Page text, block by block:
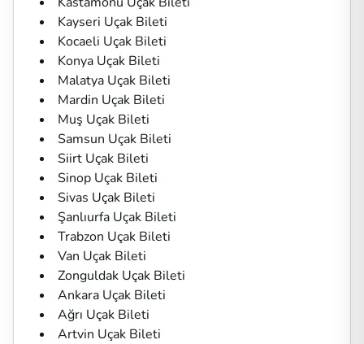
Kayseri Uçak Bileti
Kocaeli Uçak Bileti
Konya Uçak Bileti
Malatya Uçak Bileti
Mardin Uçak Bileti
Muş Uçak Bileti
Samsun Uçak Bileti
Siirt Uçak Bileti
Sinop Uçak Bileti
Sivas Uçak Bileti
Şanlıurfa Uçak Bileti
Trabzon Uçak Bileti
Van Uçak Bileti
Zonguldak Uçak Bileti
Ankara Uçak Bileti
Ağrı Uçak Bileti
Artvin Uçak Bileti